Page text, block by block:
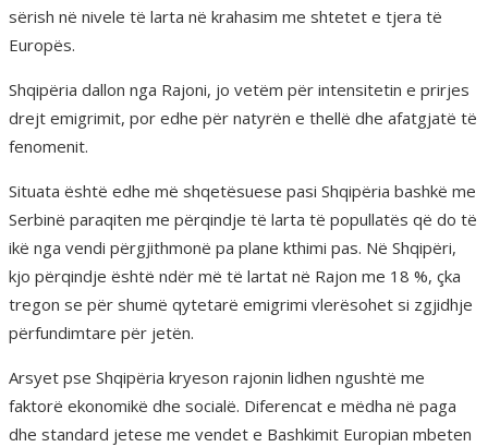
sërish në nivele të larta në krahasim me shtetet e tjera të
Europës.
Shqipëria dallon nga Rajoni, jo vetëm për intensitetin e prirjes
drejt emigrimit, por edhe për natyrën e thellë dhe afatgjatë të
fenomenit.
Situata është edhe më shqetësuese pasi Shqipëria bashkë me
Serbinë paraqiten me përqindje të larta të popullatës që do të
ikë nga vendi përgjithmonë pa plane kthimi pas. Në Shqipëri,
kjo përqindje është ndër më të lartat në Rajon me 18 %, çka
tregon se për shumë qytetarë emigrimi vlerësohet si zgjidhje
përfundimtare për jetën.
Arsyet pse Shqipëria kryeson rajonin lidhen ngushtë me
faktorë ekonomikë dhe socialë. Diferencat e mëdha në paga
dhe standard jetese me vendet e Bashkimit Europian mbeten